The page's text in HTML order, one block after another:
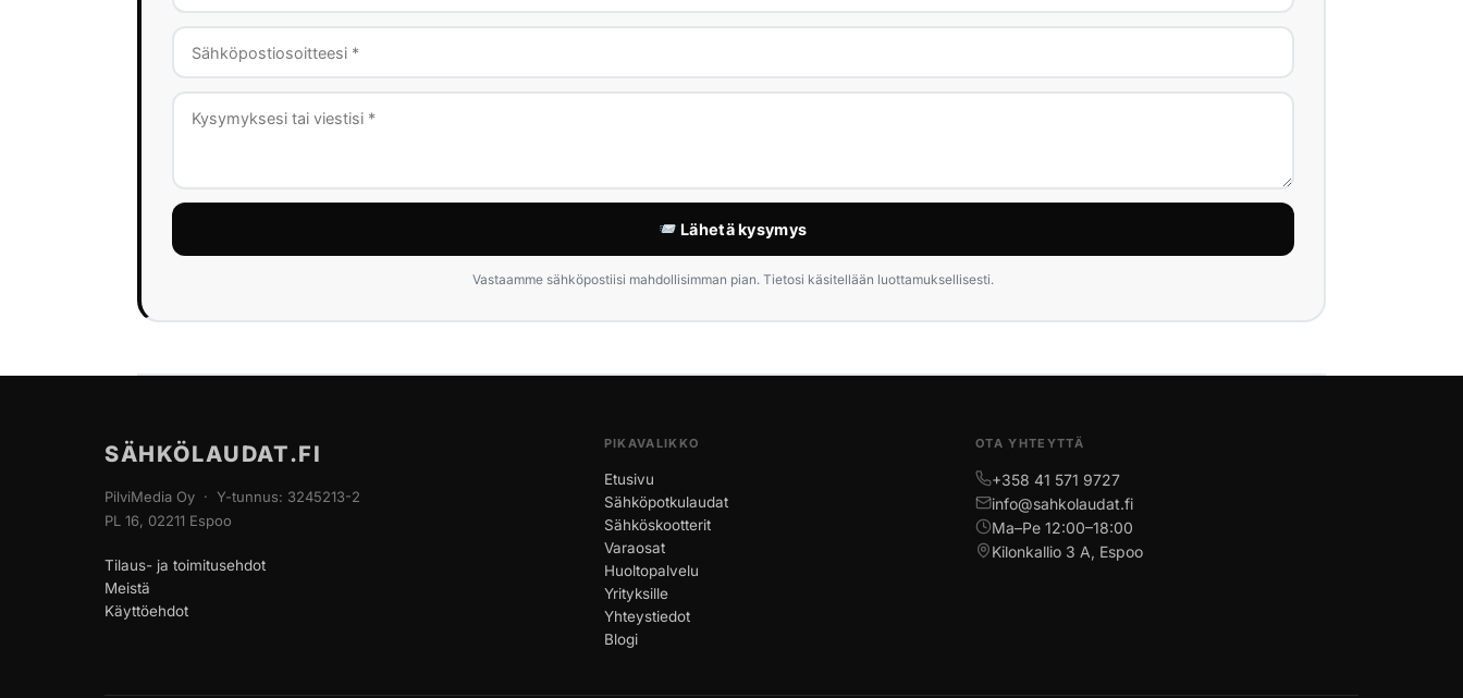
Lähetä kysymys
Vastaamme sähköpostiisi mahdollisimman pian. Tietosi käsitellään luottamuksellisesti.
SÄHKÖLAUDAT.FI
PilviMedia Oy · Y-tunnus: 3245213-2
PL 16, 02211 Espoo
Tilaus- ja toimitusehdot
Meistä
Käyttöehdot
PIKAVALIKKO
Etusivu
Sähköpotkulaudat
Sähköskootterit
Varaosat
Huoltopalvelu
Yrityksille
Yhteystiedot
Blogi
OTA YHTEYTTÄ
+358 41 571 9727
info@sahkolaudat.fi
Ma–Pe 12:00–18:00
Kilonkallio 3 A, Espoo